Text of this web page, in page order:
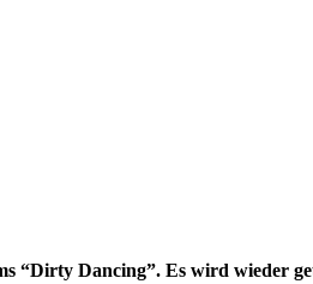
“Dirty Dancing”. Es wird wieder